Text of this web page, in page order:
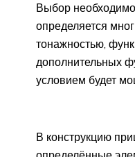
Выбор
определяется
тонажностью,
дополнительных
условием будет
В конструкцию